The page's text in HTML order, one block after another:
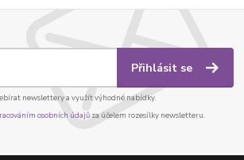
Přihlásit se
newslettery a využít výhodné nabídky.
osobních údajůza účelem rozesílky newsletteru.